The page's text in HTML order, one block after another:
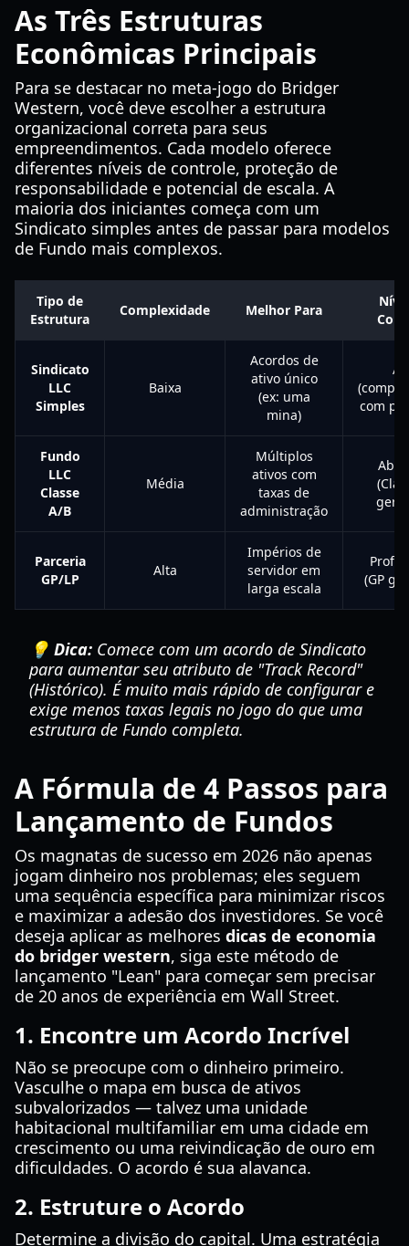
As Três Estruturas
Econômicas Principais
Para se destacar no meta-jogo do Bridger
Western, você deve escolher a estrutura
organizacional correta para seus
empreendimentos. Cada modelo oferece
diferentes níveis de controle, proteção de
responsabilidade e potencial de escala. A
maioria dos iniciantes começa com um
Sindicato simples antes de passar para modelos
de Fundo mais complexos.
Tipo de
Estrutura
Complexidade Melhor Para
Sindicato
LLC
Simples
Baixa
Acordos de
ativo único
(ex: uma
mina)
com
Fundo
LLC
Classe
A/B
Média
Múltiplos
ativos com
taxas de
administração
Parceria
GP/LP
Alta
Impérios de
servidor em
larga escala
(GP
💡 Dica: Comece com um acordo de Sindicato
para aumentar seu atributo de "Track Record"
(Histórico). É muito mais rápido de configurar e
exige menos taxas legais no jogo do que uma
estrutura de Fundo completa.
A Fórmula de 4 Passos para
Lançamento de Fundos
Os magnatas de sucesso em 2026 não apenas
jogam dinheiro nos problemas; eles seguem
uma sequência específica para minimizar riscos
e maximizar a adesão dos investidores. Se você
deseja aplicar as melhores dicas de economia
do bridger western, siga este método de
lançamento "Lean" para começar sem precisar
de 20 anos de experiência em Wall Street.
1. Encontre um Acordo Incrível
Não se preocupe com o dinheiro primeiro.
Vasculhe o mapa em busca de ativos
subvalorizados — talvez uma unidade
habitacional multifamiliar em uma cidade em
crescimento ou uma reivindicação de ouro em
dificuldades. O acordo é sua alavanca.
2. Estruture o Acordo
Determine a divisão do capital. Uma estratégia